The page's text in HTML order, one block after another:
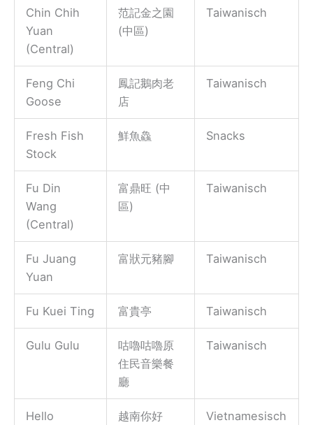
Chin Chih
Yuan
(Central)
范記金之園
(中區)
Taiwanisch
Feng Chi
Goose
鳳記鵝肉老
店
Taiwanisch
Fresh Fish
Stock
鮮魚鱻 Snacks
Fu Din
Wang
(Central)
富鼎旺 (中
區)
Taiwanisch
Fu Juang
Yuan
富狀元豬腳 Taiwanisch
Fu Kuei Ting 富貴亭 Taiwanisch
Gulu Gulu
咕嚕咕嚕原
住民音樂餐
廳
Taiwanisch
Hello 越南你好 Vietnamesisch